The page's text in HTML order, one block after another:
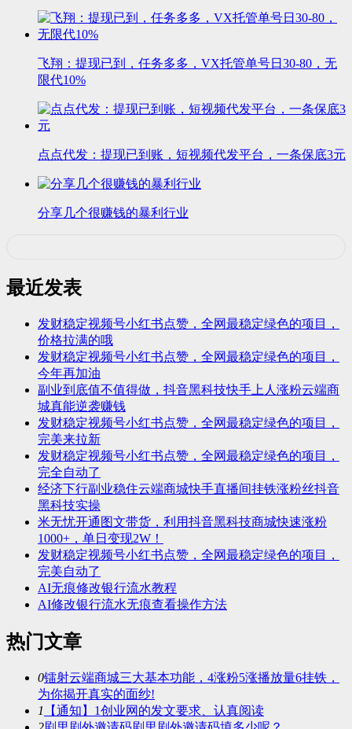
飞翔：提现已到，任务多多，VX托管单号日30-80，无
限代10%
点点代发：提现已到账，短视频代发平台，一条保底3元
分享几个很赚钱的暴利行业
最近发表
发财稳定视频号小红书点赞，全网最稳定绿色的项目，
价格拉满的哦
发财稳定视频号小红书点赞，全网最稳定绿色的项目，
今年再加油
副业到底值不值得做，抖音黑科技快手上人涨粉云端商
城真能逆袭赚钱
发财稳定视频号小红书点赞，全网最稳定绿色的项目，
完美来拉新
发财稳定视频号小红书点赞，全网最稳定绿色的项目，
完全自动了
经济下行副业稳住云端商城快手直播间挂铁涨粉丝抖音
黑科技实操
米无忧开通图文带货，利用抖音黑科技商城快速涨粉
1000+，单日变现2W！
发财稳定视频号小红书点赞，全网最稳定绿色的项目，
完美自动了
AI无痕修改银行流水教程
AI修改银行流水无痕查看操作方法
热门文章
0镭射云端商城三大基本功能，4涨粉5涨播放量6挂铁，
为你揭开真实的面纱!
1
【通知】1创业网的发文要求、认真阅读